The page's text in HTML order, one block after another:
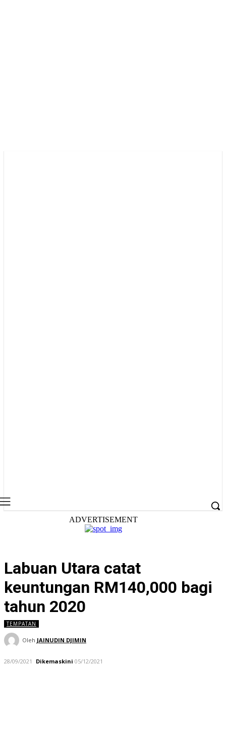
ADVERTISEMENT
Labuan Utara catat
keuntungan RM140,000 bagi
tahun 2020
TEMPATAN
Oleh JAINUDIN DJIMIN
28/09/2021 Dikemaskini 05/12/2021